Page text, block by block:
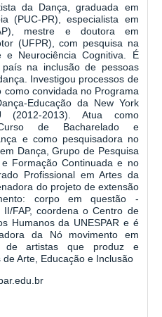
da Dança, graduada em
(PUC-PR), especialista em
mestre e doutora em
(UFPR), com pesquisa na
e Neurociência Cognitiva. É
na inclusão de pessoas
Investigou processos de
como convidada no Programa
Educação da New York
(2012-2013). Atua como
de Bacharelado e
e como pesquisadora no
Dança, Grupo de Pesquisa
Formação Continuada e no
Profissional em Artes da
do projeto de extensão
corpo em questão -
FAP, coordena o Centro de
Humanos da UNESPAR e é
da Nó movimento em
de artistas que produz e
Arte, Educação e Inclusão